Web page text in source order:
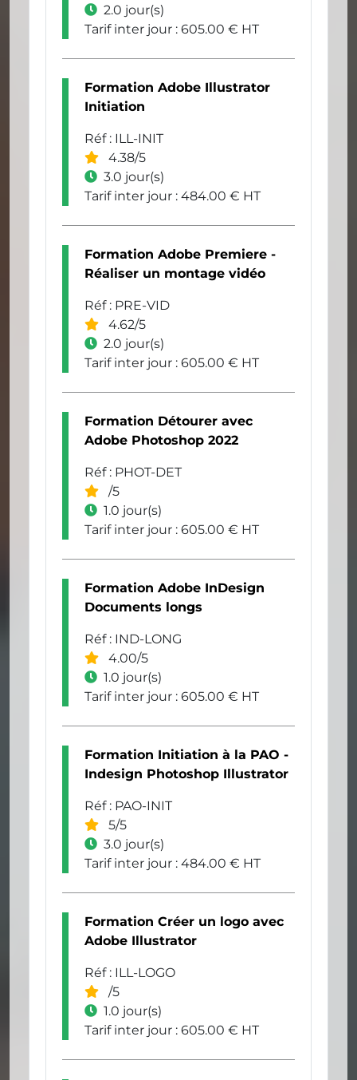
2.0 jour(s)
Tarif inter jour : 605.00 € HT
Formation Adobe Illustrator
Initiation
Réf : ILL-INIT
4.38/5
3.0 jour(s)
Tarif inter jour : 484.00 € HT
Formation Adobe Premiere -
Réaliser un montage vidéo
Réf : PRE-VID
4.62/5
2.0 jour(s)
Tarif inter jour : 605.00 € HT
Formation Détourer avec
Adobe Photoshop 2022
Réf : PHOT-DET
/5
1.0 jour(s)
Tarif inter jour : 605.00 € HT
Formation Adobe InDesign
Documents longs
Réf : IND-LONG
4.00/5
1.0 jour(s)
Tarif inter jour : 605.00 € HT
Formation Initiation à la PAO -
Indesign Photoshop Illustrator
Réf : PAO-INIT
5/5
3.0 jour(s)
Tarif inter jour : 484.00 € HT
Formation Créer un logo avec
Adobe Illustrator
Réf : ILL-LOGO
/5
1.0 jour(s)
Tarif inter jour : 605.00 € HT